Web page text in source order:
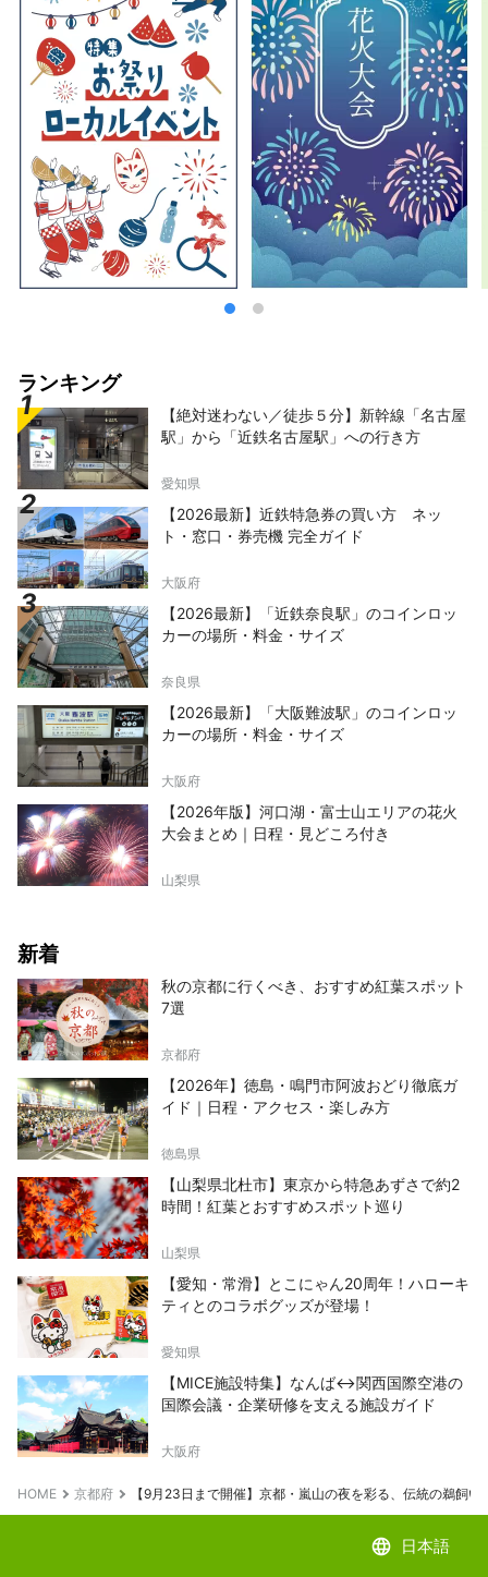
ランキング
【絶対迷わない／徒歩５分】新幹線「名古屋
駅」から「近鉄名古屋駅」への行き方
愛知県
【2026最新】近鉄特急券の買い方 ネッ
ト・窓口・券売機 完全ガイド
大阪府
【2026最新】「近鉄奈良駅」のコインロッ
カーの場所・料金・サイズ
奈良県
【2026最新】「大阪難波駅」のコインロッ
カーの場所・料金・サイズ
大阪府
【2026年版】河口湖・富士山エリアの花火
大会まとめ｜日程・見どころ付き
山梨県
新着
秋の京都に行くべき、おすすめ紅葉スポット
7選
京都府
【2026年】徳島・鳴門市阿波おどり徹底ガ
イド｜日程・アクセス・楽しみ方
徳島県
【山梨県北杜市】東京から特急あずさで約2
時間！紅葉とおすすめスポット巡り
山梨県
【愛知・常滑】とこにゃん20周年！ハローキ
ティとのコラボグッズが登場！
愛知県
【MICE施設特集】なんば↔関西国際空港の
国際会議・企業研修を支える施設ガイド
大阪府
HOME 京都府 【9月23日まで開催】京都・嵐山の夜を彩る、伝統の鵜飼い
language 日本語